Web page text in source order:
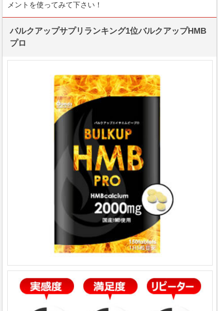
メントを使ってみて下さい！
バルクアップサプリランキング1位バルクアップHMB
プロ